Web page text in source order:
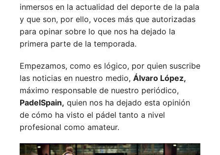
inmersos en la actualidad del deporte de la pala
y que son, por ello, voces más que autorizadas
para opinar sobre lo que nos ha dejado la
primera parte de la temporada.
Empezamos, como es lógico, por quien suscribe
las noticias en nuestro medio, Álvaro López,
máximo responsable de nuestro periódico,
PadelSpain, quien nos ha dejado esta opinión
de cómo ha visto el pádel tanto a nivel
profesional como amateur.